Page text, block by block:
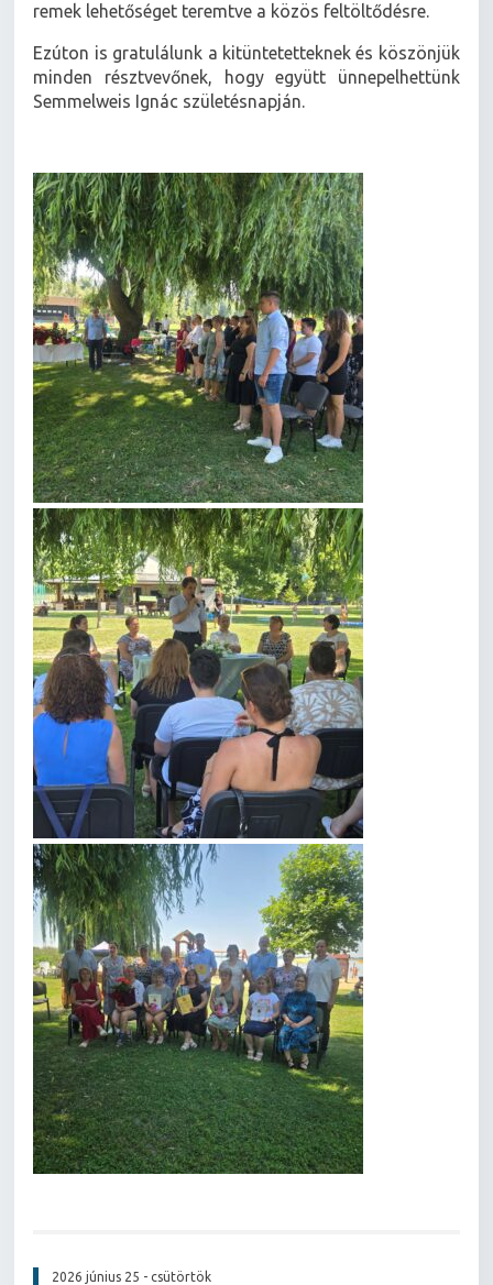
remek lehetőséget teremtve a közös feltöltődésre.
Ezúton is gratulálunk a kitüntetetteknek és köszönjük
minden résztvevőnek, hogy együtt ünnepelhettünk
Semmelweis Ignác születésnapján.
2026 június 25 - csütörtök